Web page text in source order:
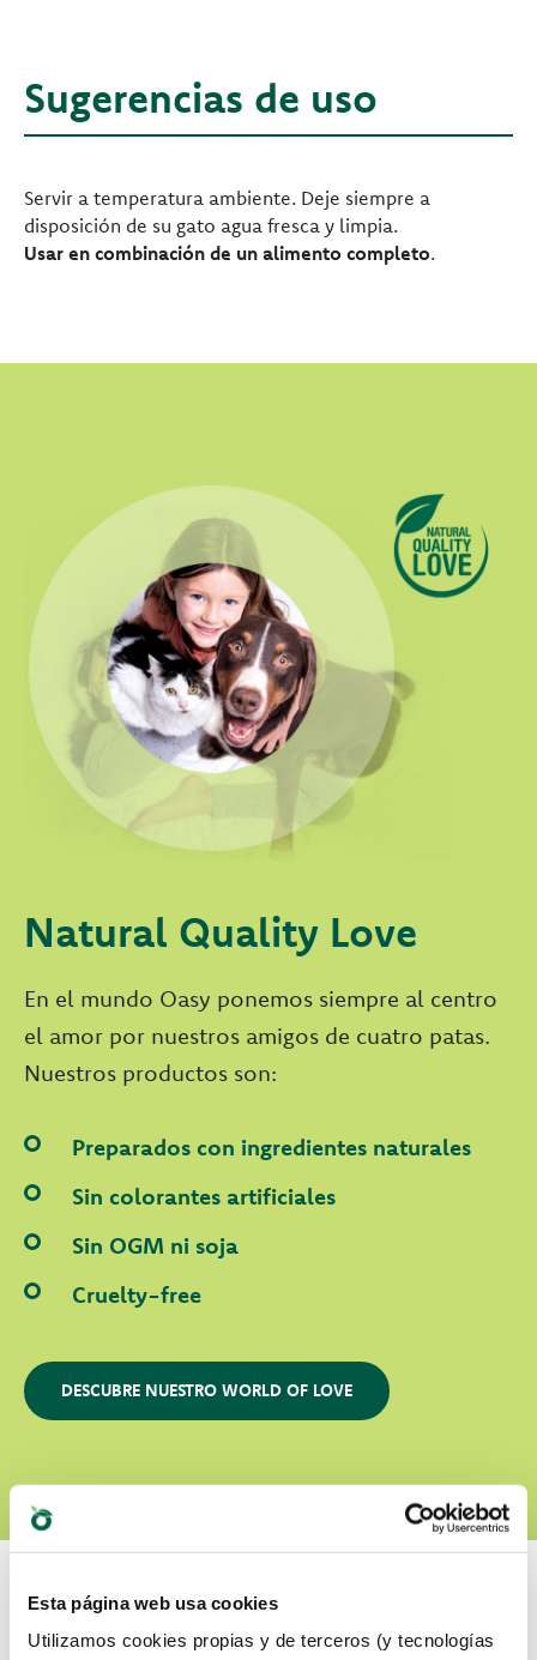
Esta página web usa cookies
Utilizamos cookies propias y de terceros (y tecnologías
Sugerencias de uso
Servir a temperatura ambiente. Deje siempre a
disposición de su gato agua fresca y limpia.
Usar en combinación de un alimento completo.
Natural Quality Love
En el mundo Oasy ponemos siempre al centro
el amor por nuestros amigos de cuatro patas.
Nuestros productos son:
Preparados con ingredientes naturales
Sin colorantes artificiales
Sin OGM ni soja
Cruelty-free
DESCUBRE NUESTRO WORLD OF LOVE